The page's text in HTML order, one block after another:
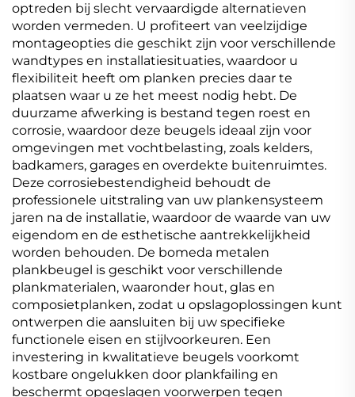
optreden bij slecht vervaardigde alternatieven
worden vermeden. U profiteert van veelzijdige
montageopties die geschikt zijn voor verschillende
wandtypes en installatiesituaties, waardoor u
flexibiliteit heeft om planken precies daar te
plaatsen waar u ze het meest nodig hebt. De
duurzame afwerking is bestand tegen roest en
corrosie, waardoor deze beugels ideaal zijn voor
omgevingen met vochtbelasting, zoals kelders,
badkamers, garages en overdekte buitenruimtes.
Deze corrosiebestendigheid behoudt de
professionele uitstraling van uw plankensysteem
jaren na de installatie, waardoor de waarde van uw
eigendom en de esthetische aantrekkelijkheid
worden behouden. De bomeda metalen
plankbeugel is geschikt voor verschillende
plankmaterialen, waaronder hout, glas en
composietplanken, zodat u opslagoplossingen kunt
ontwerpen die aansluiten bij uw specifieke
functionele eisen en stijlvoorkeuren. Een
investering in kwalitatieve beugels voorkomt
kostbare ongelukken door plankfailing en
beschermt opgeslagen voorwerpen tegen